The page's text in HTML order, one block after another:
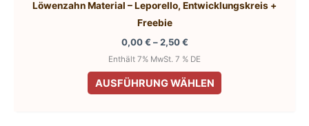
Löwenzahn Material – Leporello, Entwicklungskreis +
Freebie
0,00€ –2,50€Preisspanne:
bis
Enthält 7% MwSt. 7 % DE
AUSFÜHRUNG WÄHLEN
Dieses
Produkt